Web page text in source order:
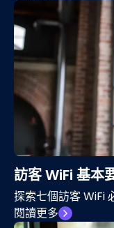
訪客 WiFi 基本
探索七個訪客 WiFi
閱讀更多